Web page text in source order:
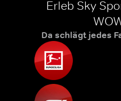
Erleb Sky
Da schlägt jedes